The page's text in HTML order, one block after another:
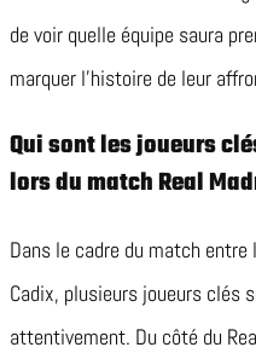
de voir quelle équipe saura
marquer l’histoire de leur
Qui sont les joueurs
lors du match Real
Dans le cadre du match entre
Cadix, plusieurs joueurs clés
attentivement. Du côté du